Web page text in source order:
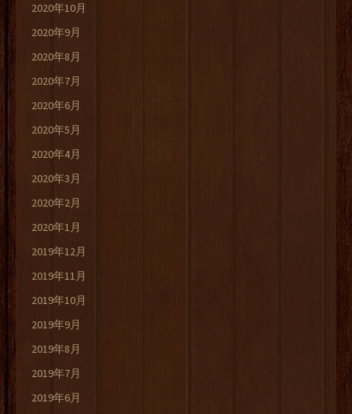
2020年10月
2020年9月
2020年8月
2020年7月
2020年6月
2020年5月
2020年4月
2020年3月
2020年2月
2020年1月
2019年12月
2019年11月
2019年10月
2019年9月
2019年8月
2019年7月
2019年6月